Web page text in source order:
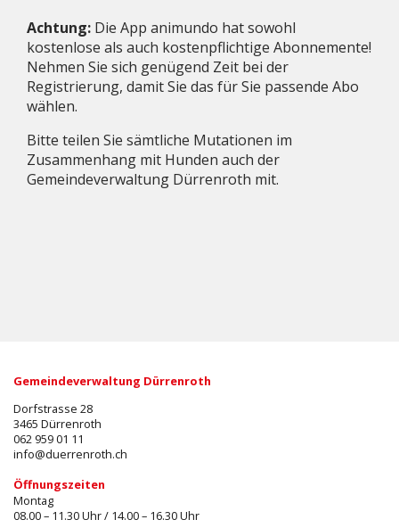
Achtung: Die App animundo hat sowohl
kostenlose als auch kostenpflichtige Abonnemente!
Nehmen Sie sich genügend Zeit bei der
Registrierung, damit Sie das für Sie passende Abo
wählen.
Bitte teilen Sie sämtliche Mutationen im
Zusammenhang mit Hunden auch der
Gemeindeverwaltung Dürrenroth mit.
Gemeindeverwaltung Dürrenroth
Dorfstrasse 28
3465 Dürrenroth
062 959 01 11
info@duerrenroth.ch
Öffnungszeiten
Montag
08.00 – 11.30 Uhr / 14.00 – 16.30 Uhr